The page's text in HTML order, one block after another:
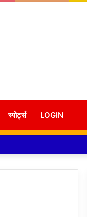
स्पोर्ट्स LOGIN